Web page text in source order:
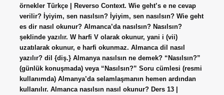
örnekler Türkçe | Reverso Context. Wie geht’s e ne cevap
verilir? İyiyim, sen nasılsın? İyiyim, sen nasılsın? Wie geht
es dir nasıl okunur? Almanca’da nasılsın? Nasılsın?
şeklinde yazılır. W harfi V olarak okunur, yani i (vii)
uzatılarak okunur, e harfi okunmaz. Almanca dil nasıl
yazılır? dil {diş.} Almanya nasılsın ne demek? “Nasılsın?”
(günlük konuşmada) veya “Nasılsın?” Soru cümlesi (resmi
kullanımda) Almanya’da selamlaşmanın hemen ardından
kullanılır. Almanca nasılsın nasıl okunur? Ders 13 |